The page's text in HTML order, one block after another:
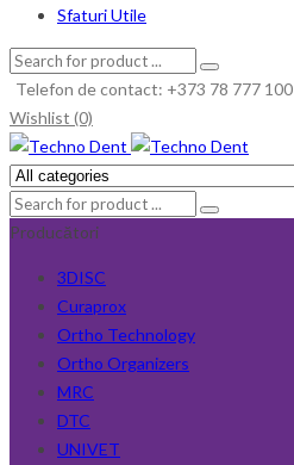
Sfaturi Utile
Telefon de contact: +373 78 777 100
Wishlist (0)
Producători
3DISC
Curaprox
Ortho Technology
Ortho Organizers
MRC
DTC
UNIVET